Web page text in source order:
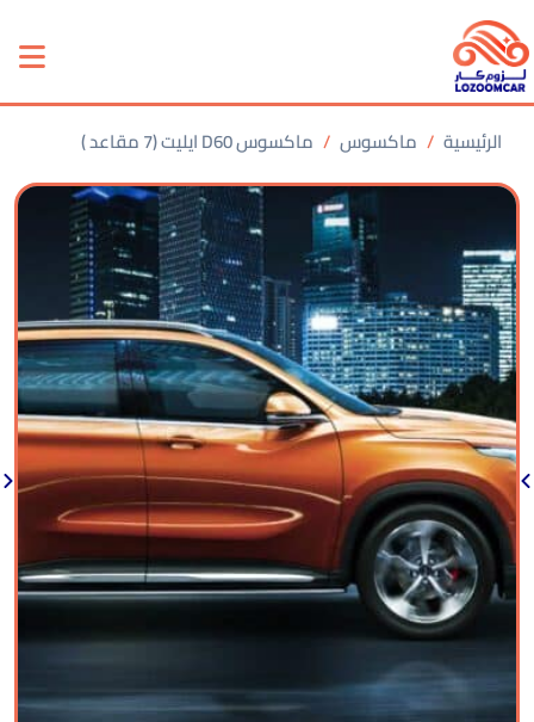
الرئيسية ماكسوس ماكسوس D60 ايليت (7 مقاعد )